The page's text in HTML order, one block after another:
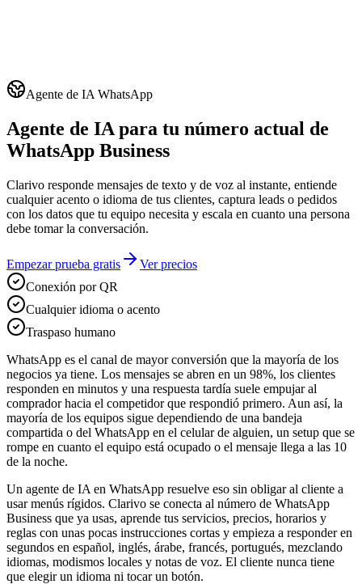
Agente de IA WhatsApp
Agente de IA para tu número actual de
WhatsApp Business
Clarivo responde mensajes de texto y de voz al instante, entiende
cualquier acento o idioma de tus clientes, captura leads o pedidos
con los datos que tu equipo necesita y escala en cuanto una persona
debe tomar la conversación.
Empezar prueba gratis
Ver precios
Conexión por QR
Cualquier idioma o acento
Traspaso humano
WhatsApp es el canal de mayor conversión que la mayoría de los
negocios ya tiene. Los mensajes se abren en un 98%, los clientes
responden en minutos y una respuesta tardía suele empujar al
comprador hacia el competidor que respondió primero. Aun así, la
mayoría de los equipos sigue dependiendo de una bandeja
compartida o del WhatsApp en el celular de alguien, un setup que se
rompe en cuanto el equipo está ocupado o el mensaje llega a las 10
de la noche.
Un agente de IA en WhatsApp resuelve eso sin obligar al cliente a
usar menús rígidos. Clarivo se conecta al número de WhatsApp
Business que ya usas, aprende tus servicios, precios, horarios y
reglas con unas pocas instrucciones cortas y empieza a responder en
segundos en español, inglés, árabe, francés, portugués, mezclando
idiomas, modismos locales y notas de voz. El cliente nunca tiene
que elegir un idioma ni tocar un botón.